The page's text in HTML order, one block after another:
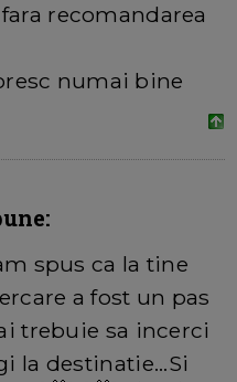
recomandarea
numai bine
spus ca la tine
a fost un pas
trebuie sa incerci
la destinatie...Si